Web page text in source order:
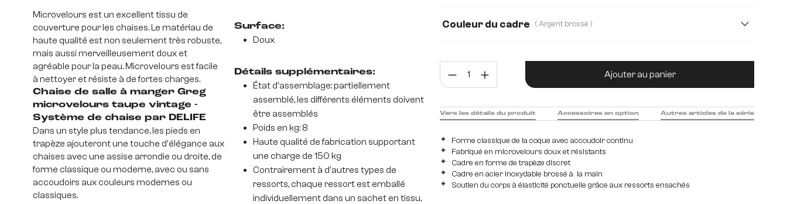
Couleur du cadre ( Argent brossé )
Quantité de produit : Entrez la quantité
Ajouter au panier
Forme classique de la coque avec accoudoir continu
Fabriqué en microvelours doux et résistants
Cadre en forme de trapèze discret
Cadre en acier inoxydable brossé à la main
Soutien du corps à élasticité ponctuelle grâce aux ressorts ensachés
Vers les détails du produit Accessoires en option Autres articles de la série
Microvelours est un excellent tissu de
couverture pour les chaises. Le matériau de
haute qualité est non seulement très robuste,
mais aussi merveilleusement doux et
agréable pour la peau. Microvelours est facile
à nettoyer et résiste à de fortes charges.
Chaise de salle à manger Greg
microvelours taupe vintage -
Système de chaise par DELIFE
Dans un style plus tendance, les pieds en
trapèze ajouteront une touche d'élégance aux
chaises avec une assise arrondie ou droite, de
forme classique ou moderne, avec ou sans
accoudoirs aux couleurs modernes ou
classiques.
Surface:
Doux
Détails supplémentaires:
État d'assemblage: partiellement
assemblé, les différents éléments doivent
être assemblés
Poids en kg: 8
Haute qualité de fabrication supportant
une charge de 150 kg
Contrairement à d'autres types de
ressorts, chaque ressort est emballé
individuellement dans un sachet en tissu,